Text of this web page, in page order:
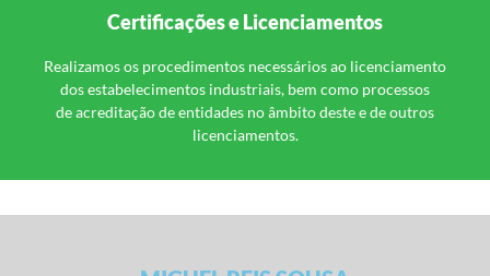
Certificações e Licenciamentos
Realizamos os procedimentos necessários ao licenciamento
dos estabelecimentos industriais, bem como processos
de acreditação de entidades no âmbito deste e de outros
licenciamentos.